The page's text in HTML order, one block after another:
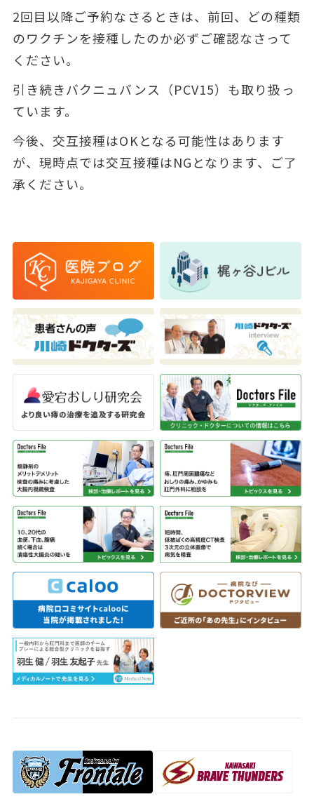
2回目以降ご予約なさるときは、前回、どの種類
のワクチンを接種したのか必ずご確認なさって
ください。
引き続きバクニュバンス（PCV15）も取り扱っ
ています。
今後、交互接種はOKとなる可能性はあります
が、現時点では交互接種はNGとなります、ご了
承ください。